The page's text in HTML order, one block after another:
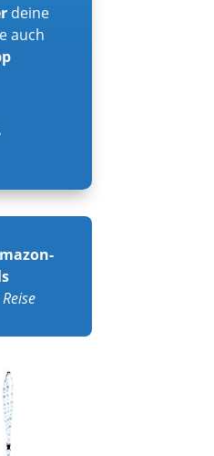
deine
auch
,